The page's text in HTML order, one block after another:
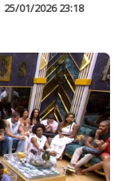
25/01/2026 23:18